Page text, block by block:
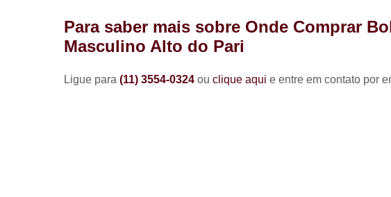
Para saber mais sobre Onde Comprar
Masculino Alto do Pari
Ligue para (11) 3554-0324 ou clique aqui e entre em contato por